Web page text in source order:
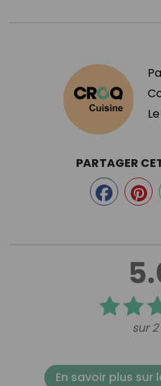
Le
sur
PARTAGER
En savoir plus sur